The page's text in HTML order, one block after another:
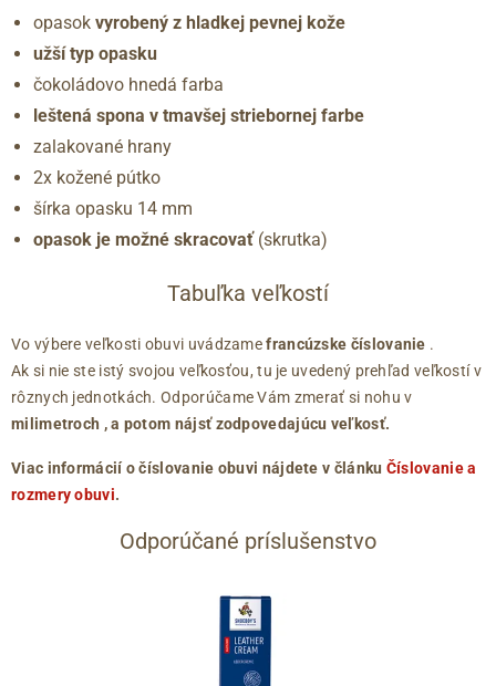
opasok vyrobený z hladkej pevnej kože
užší typ opasku
čokoládovo hnedá farba
leštená spona v tmavšej striebornej farbe
zalakované hrany
2x kožené pútko
šírka opasku 14 mm
opasok je možné skracovať(skrutka)
Tabuľka veľkostí
Vo výbere veľkosti obuvi uvádzamefrancúzske číslovanie .
Ak si nie ste istý svojou veľkosťou, tu je uvedený prehľad veľkostí v
rôznych jednotkách. Odporúčame Vám zmerať si nohu v
milimetroch , a potom nájsť zodpovedajúcu veľkosť.
Viac informácií o číslovanie obuvi nájdete v článku Číslovanie a
rozmery obuvi.
Odporúčané príslušenstvo